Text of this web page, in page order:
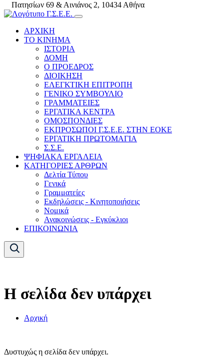
Πατησίων 69 & Αινιάνος 2, 10434 Αθήνα
ΑΡΧΙΚΗ
ΤΟ ΚΙΝΗΜΑ
ΙΣΤΟΡΙΑ
ΔΟΜΗ
Ο ΠΡΟΕΔΡΟΣ
ΔΙΟΙΚΗΣΗ
ΕΛΕΓΚΤΙΚΗ ΕΠΙΤΡΟΠΗ
ΓΕΝΙΚΟ ΣΥΜΒΟΥΛΙΟ
ΓΡΑΜΜΑΤΕΙΕΣ
ΕΡΓΑΤΙΚΑ ΚΕΝΤΡΑ
ΟΜΟΣΠΟΝΔΙΕΣ
ΕΚΠΡΟΣΩΠΟΙ Γ.Σ.Ε.Ε. ΣΤΗΝ ΕΟΚΕ
ΕΡΓΑΤΙΚΗ ΠΡΩΤΟΜΑΓΙΑ
Σ.Σ.Ε.
ΨΗΦΙΑΚΑ ΕΡΓΑΛΕΙΑ
ΚΑΤΗΓΟΡΙΕΣ ΑΡΘΡΩΝ
Δελτία Τύπου
Γενικά
Γραμματείες
Εκδηλώσεις - Κινητοποιήσεις
Νομικά
Ανακοινώσεις - Εγκύκλιοι
ΕΠΙΚΟΙΝΩΝΙΑ
Η σελίδα δεν υπάρχει
Αρχική
Δυστυχώς η σελίδα δεν υπάρχει.